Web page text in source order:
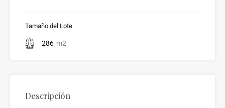
Tamaño del Lote
286 m2
Descripción